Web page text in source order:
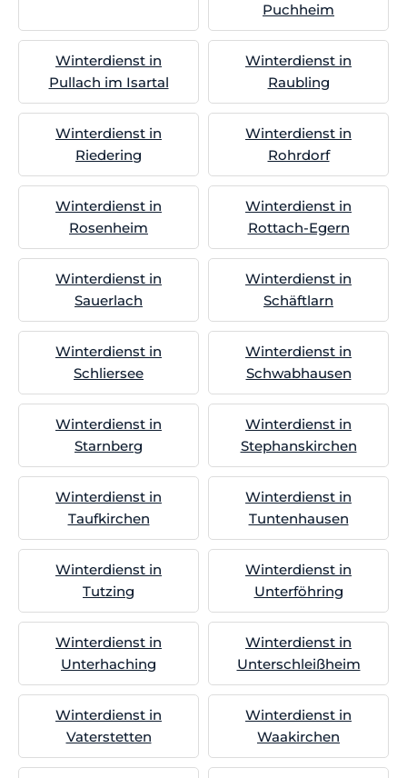
Puchheim
Winterdienst in
Pullach im Isartal
Winterdienst in
Raubling
Winterdienst in
Riedering
Winterdienst in
Rohrdorf
Winterdienst in
Rosenheim
Winterdienst in
Rottach-Egern
Winterdienst in
Sauerlach
Winterdienst in
Schäftlarn
Winterdienst in
Schliersee
Winterdienst in
Schwabhausen
Winterdienst in
Starnberg
Winterdienst in
Stephanskirchen
Winterdienst in
Taufkirchen
Winterdienst in
Tuntenhausen
Winterdienst in
Tutzing
Winterdienst in
Unterföhring
Winterdienst in
Unterhaching
Winterdienst in
Unterschleißheim
Winterdienst in
Vaterstetten
Winterdienst in
Waakirchen